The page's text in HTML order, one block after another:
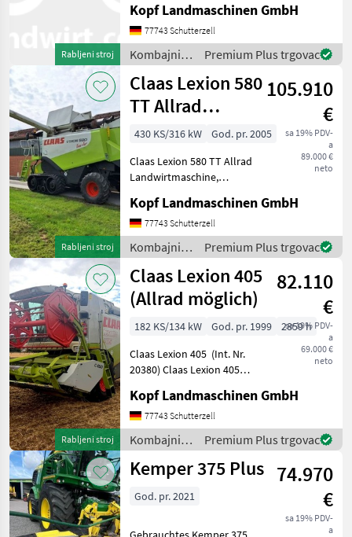
Hillmaster
T550i
T560
T560
Hillmaster
Prikaži
sve
MARKETPLACE
Marketplace
Ponude
trgovaca
Mali
oglasi
Rabljeni stroj
Trommelstunden (Int.Nr.
17804) AutoContour
Schneidwerksregelung,
Beleuchtung für klappbare
Vorsatzgerät
Kopf Landmaschinen GmbH
77743 Schutterzell
Kombajni /
Claas
Premium Plus trgovac
Rabljeni stroj
Claas Lexion 580
TT Allrad
Landwirtmaschine
Merc
105.910
€
sa 19% PDV-
a
89.000 €
neto
430 KS/316 kW
God. pr. 2005
Claas Lexion 580 TT Allrad
Landwirtmaschine,
Trommelstunden (Int. Nr.
17804) AutoContour
Schneidwerksregelung,
Beleuchtung für klappbare
Vorsa
Kopf Landmaschinen GmbH
77743 Schutterzell
Kombajni /
Claas
Premium Plus trgovac
Rabljeni stroj
Claas Lexion 405
(Allrad möglich)
82.110
€
sa 19% PDV-
a
69.000 €
neto
182 KS/134 kW God. pr. 1999
2859 h
Claas Lexion 405 (Int. Nr.
20380) Claas Lexion 405
1006-60TW 125kW / 170 PS
(ECE) 134 kW / 182 PS
brutto 3.062 ha 2.859
Betriebsstunden
Kopf Landmaschinen GmbH
77743 Schutterzell
Kombajni /
Claas
Premium Plus trgovac
Kemper 375 Plus 74.970
€
sa 19% PDV-
a
God. pr. 2021